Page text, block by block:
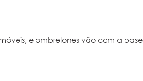
e ombrelones vão com a base